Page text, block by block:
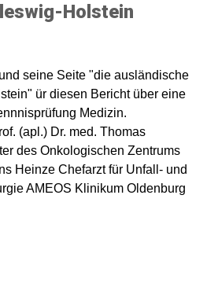
Holstein
seine Seite "die ausländische
ür diesen Bericht über eine
Medizin.
(apl.) Dr. med. Thomas
des Onkologischen Zentrums
Heinze Chefarzt für Unfall- und
AMEOS Klinikum Oldenburg